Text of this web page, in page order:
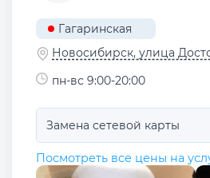
Гагаринская
Новосибирск, улица
пн-вс 9:00-20:00
Замена сетевой карты
Посмотреть все цены на